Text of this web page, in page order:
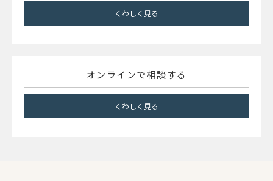
くわしく見る
オンラインで相談する
くわしく見る